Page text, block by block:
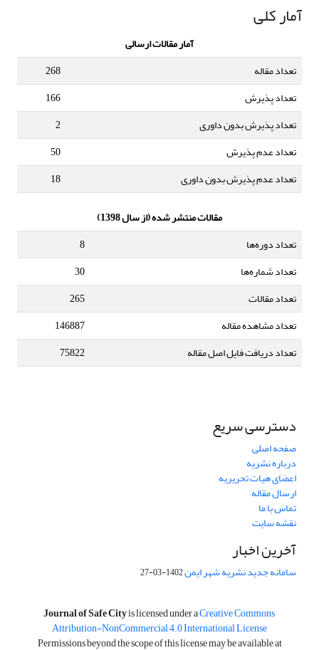
آمار کلی
آمار مقالات ارسالی
تعداد مقاله
268
تعداد پذیرش
166
تعداد پذیرش بدون داوری
2
تعداد عدم پذیرش
50
تعداد عدم پذیرش بدون داوری
18
مقالات منتشر شده (از سال 1398)
تعداد دوره‌ها
8
تعداد شماره‌ها
30
تعداد مقالات
265
تعداد مشاهده مقاله
146887
تعداد دریافت فایل اصل مقاله
75822
دسترسی سریع
صفحه اصلی
درباره نشریه
اعضای هیات تحریریه
ارسال مقاله
تماس با ما
نقشه سایت
آخرین اخبار
سامانه جدید نشریه شهر ایمن1402-03-27
Journal of Safe City
is licensed under aCreative Commons
Attribution-NonCommercial 4.0 International License
Permissions beyond the scope of this license may be available at